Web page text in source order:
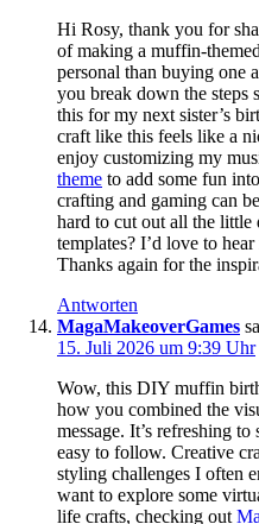
Hi Rosy, thank you for
of making a muffin-
personal than buying one
you break down the steps
this for my next sister’s
craft like this feels like a
enjoy customizing my
theme to add some fun
crafting and gaming can
hard to cut out all the little
templates? I’d love to
Thanks again for the
Antworten
MagaMakeoverGames
15. Juli 2026 um 9:39 Uhr
Wow, this DIY muffin
how you combined the
message. It’s refreshing
easy to follow. Creative
styling challenges I often
want to explore some
life crafts, checking out